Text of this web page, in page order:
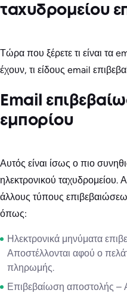
ταχυδρομείου
Τώρα που ξέρετε τι είναι τα
έχουν, τι είδους email
Email
εμπορίου
Αυτός είναι ίσως ο πιο
ηλεκτρονικού ταχυδρομείου.
άλλους τύπους
όπως:
Ηλεκτρονικά μηνύματα
Αποστέλλονται αφού ο
πληρωμής.
Επιβεβαίωση αποστολής –